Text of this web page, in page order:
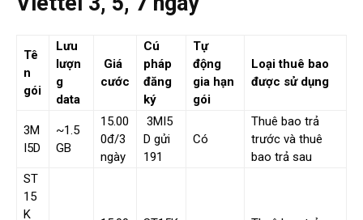
Tê
n
gói
Lưu
lượn
g
data
Giá
cước
Cú
pháp
đăng
ký
Tự
động
gia hạn
gói
Loại thuê bao
được sử dụng
3M
I5D
~1.5
GB
15.00
0đ/3
ngày
3MI5
D gửi
191
Có
Thuê bao trả
trước và thuê
bao trả sau
ST
15
K